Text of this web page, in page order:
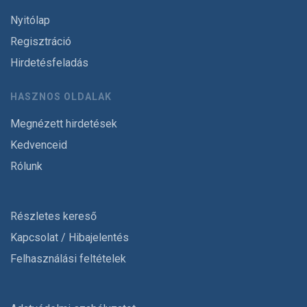
Nyitólap
Regisztráció
Hirdetésfeladás
HASZNOS OLDALAK
Megnézett hirdetések
Kedvenceid
Rólunk
Részletes kereső
Kapcsolat / Hibajelentés
Felhasználási feltételek